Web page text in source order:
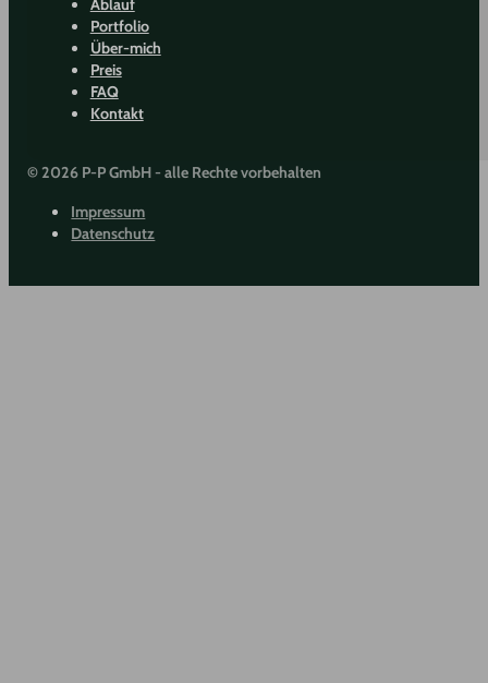
Ablauf
Portfolio
Über-mich
Preis
FAQ
Kontakt
© 2026 P-P GmbH - alle Rechte vorbehalten
Impressum
Datenschutz